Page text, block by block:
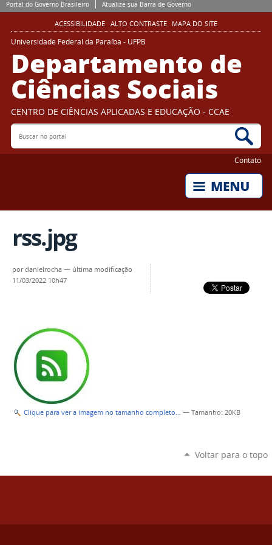
Portal do Governo Brasileiro Atualize sua Barra de Governo
ACESSIBILIDADE ALTO CONTRASTE MAPA DO SITE
Universidade Federal da Paraíba - UFPB
Departamento de
Ciências Sociais
CENTRO DE CIÊNCIAS APLICADAS E EDUCAÇÃO - CCAE
Buscar no portal
Contato
rss.jpg
pordanielrocha — última modificação
11/03/2022 10h47
Clique para ver a imagem no tamanho completo… — Tamanho: 20KB
Voltar para o topo